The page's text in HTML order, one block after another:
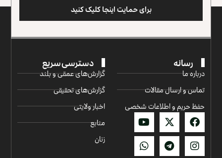
برای حمایت اینجا کلیک کنید
رسانه
درباره ما
تماس و ارسال مقالات
حفظ حریم و اطلاعات شخصی
دسترسی سریع
گزارش‌‌های عمقی و بلند
گزارش‌های تحقیقی
اخبار ولایتی
منابع
زنان